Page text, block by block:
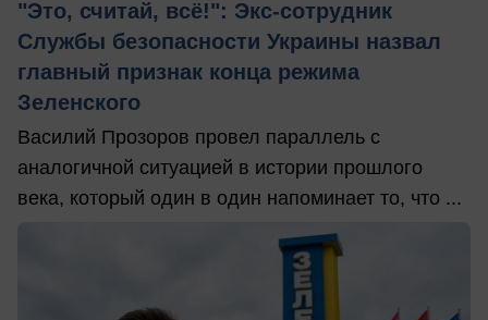
"Это, считай, всё!": Экс-сотрудник
Службы безопасности Украины назвал
главный признак конца режима
Зеленского
Василий Прозоров провел параллель с
аналогичной ситуацией в истории прошлого
века, который один в один напоминает то, что ...